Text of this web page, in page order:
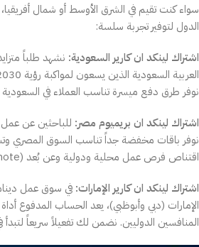
سواء كنت تقيم في الشرق الأوسط أو شمال
الدول لتوفير تجربة سلسة:
اشتراك لينكد ان كارير السعودية: نشهد طلباً
نوفر طرق دفع ميسرة تناسب العملاء في
اشتراك لينكد ان بريميوم مصر: للباحثين عن
نوفر باقات مخفضة جداً تناسب السوق المصري
اقتناص فرص عمل محلية ودولية وعن بُعد (Remote).
اشتراك لينكد ان كارير الإمارات: في سوق عمل
الإمارات (دبي وأبوظبي)، يعد الحساب المدفوع
المنافسين الدوليين. نضمن لك تفعيلاً سريعاً لتبدأ